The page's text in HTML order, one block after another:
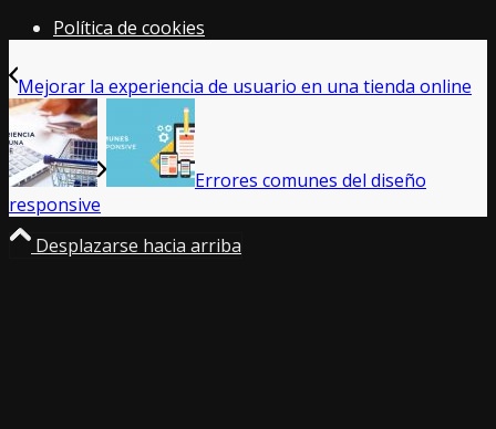
Política de cookies
Mejorar la experiencia de usuario en una tienda online
Errores comunes del diseño
responsive
Desplazarse hacia arriba